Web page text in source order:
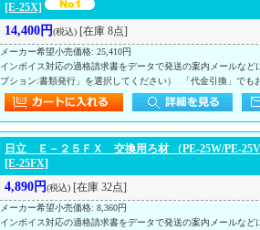
[E-25X]
14,400円(税込) [在庫 8点]
メーカー希望小売価格: 25,410円
インボイス対応の適格請求書をデータで発送の案内メールな
プション:書類発行」を選択してください） 「代金引換」でも
日立 Ｅ－２５ＦＸ 交換用ろ材 （PE-25W/PE-
[E-25FX]
4,890円(税込) [在庫 32点]
メーカー希望小売価格: 8,360円
インボイス対応の適格請求書をデータで発送の案内メールな